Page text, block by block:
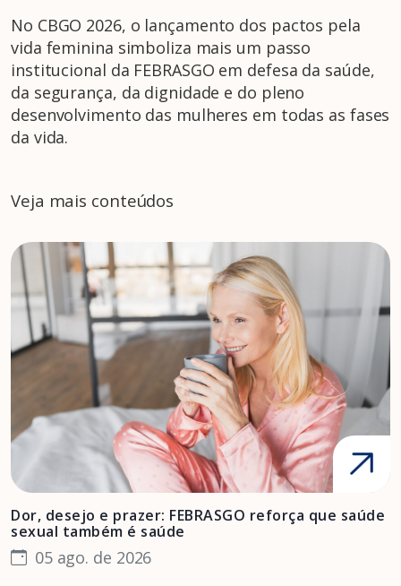
No CBGO 2026, o lançamento dos pactos pela
vida feminina simboliza mais um passo
institucional da FEBRASGO em defesa da saúde,
da segurança, da dignidade e do pleno
desenvolvimento das mulheres em todas as fases
da vida.
Veja mais conteúdos
Dor, desejo e prazer: FEBRASGO reforça que saúde
sexual também é saúde
05 ago. de 2026